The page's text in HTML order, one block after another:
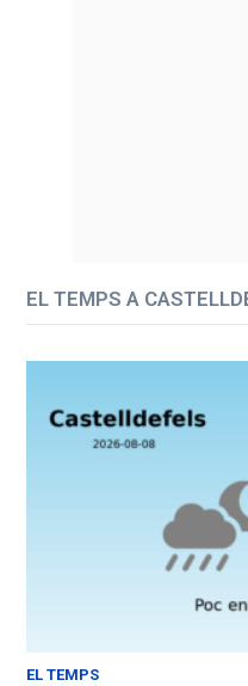
EL TEMPS A
EL TEMPS